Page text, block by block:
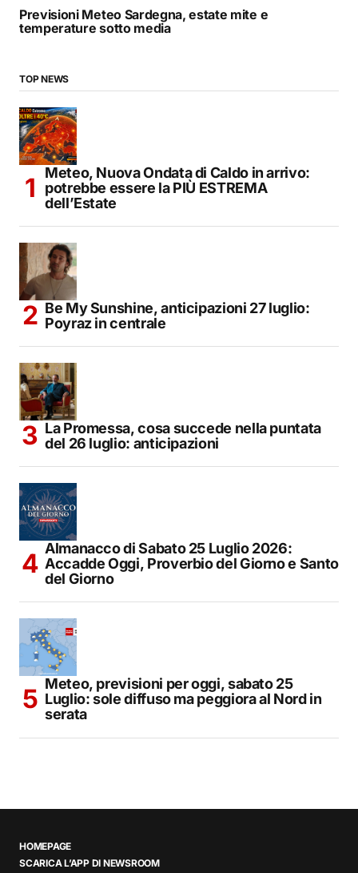
Previsioni Meteo Sardegna, estate mite e
temperature sotto media
TOP NEWS
Meteo, Nuova Ondata di Caldo in arrivo:
potrebbe essere la PIÙ ESTREMA
dell’Estate
Be My Sunshine, anticipazioni 27 luglio:
Poyraz in centrale
La Promessa, cosa succede nella puntata
del 26 luglio: anticipazioni
Almanacco di Sabato 25 Luglio 2026:
Accadde Oggi, Proverbio del Giorno e Santo
del Giorno
Meteo, previsioni per oggi, sabato 25
Luglio: sole diffuso ma peggiora al Nord in
serata
HOMEPAGE
SCARICA L’APP DI NEWSROOM